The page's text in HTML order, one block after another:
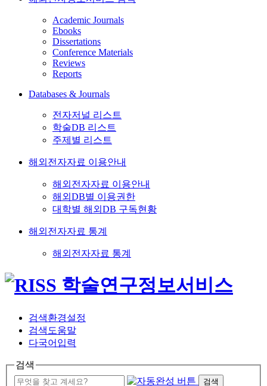
Academic Journals
Ebooks
Dissertations
Conference Materials
Reviews
Reports
Databases & Journals
전자저널 리스트
학술DB 리스트
주제별 리스트
해외전자자료 이용안내
해외전자자료 이용안내
해외DB별 이용권한
대학별 해외DB 구독현황
해외전자자료 통계
해외전자자료 통계
검색환경설정
검색도움말
다국어입력
검색
검색